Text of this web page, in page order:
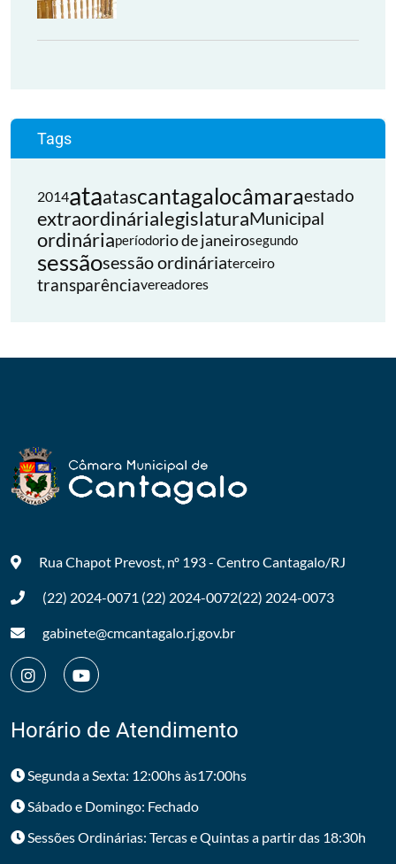
Tags
2014ataatascantagalocâmaraestado
extraordinárialegislaturaMunicipal
ordináriaperíodorio de janeirosegundo
sessãosessão ordináriaterceiro
transparênciavereadores
Rua Chapot Prevost, nº 193 - CentroCantagalo/RJ
(22) 2024-0071 (22) 2024-0072(22) 2024-0073
gabinete@cmcantagalo.rj.gov.br
Horário de Atendimento
Segunda a Sexta: 12:00hs às17:00hs
Sábado e Domingo: Fechado
Sessões Ordinárias: Tercas e Quintas a partir das 18:30h